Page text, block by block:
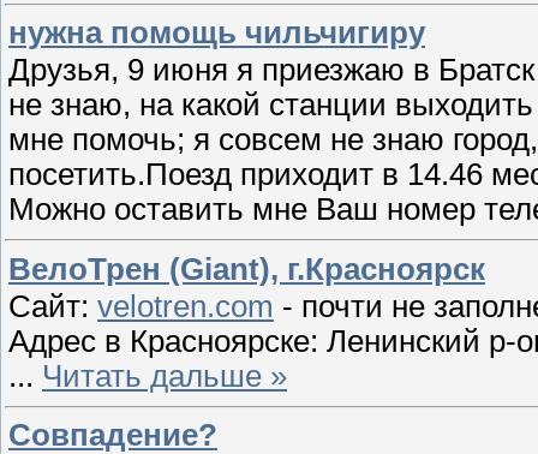
нужна помощь чильчигиру
Друзья, 9 июня я приезжаю в
не знаю, на какой станции
мне помочь; я совсем не знаю
посетить.Поезд приходит в 14.46
Можно оставить мне Ваш номер
ВелоТрен (Giant), г.Красноярск
Сайт: velotren.com - почти не
Адрес в Красноярске: Ленинский р-
... Читать дальше »
Совпадение?